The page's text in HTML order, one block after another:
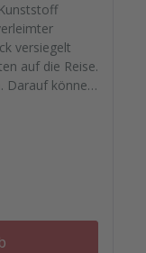
versiegelt
auf die Reise.
Darauf können